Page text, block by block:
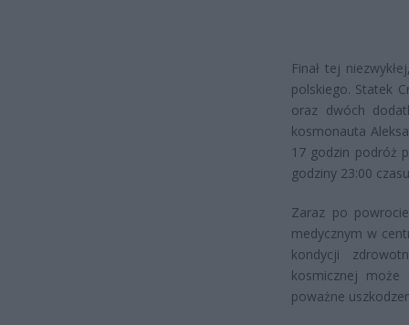
Finał tej
polskiego. Statek
oraz dwóch
kosmonauta
17 godzin podróż
godziny 23:00
Zaraz po
medycznym w
kondycji
kosmicznej
poważne